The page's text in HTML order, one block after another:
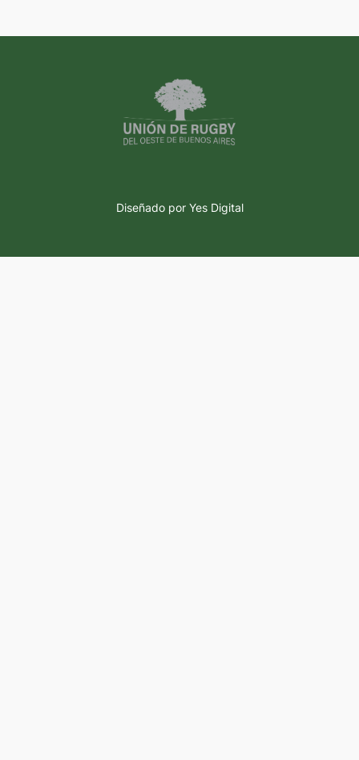
Diseñado por Yes Digital